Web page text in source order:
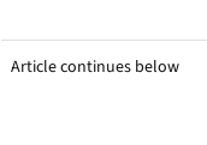
Article continues below